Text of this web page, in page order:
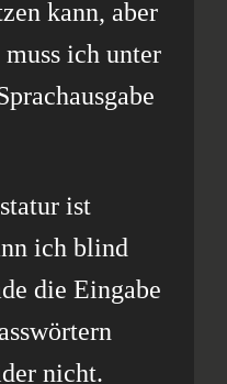
kann, aber
ich unter
ist
ich blind
die Eingabe
nicht.